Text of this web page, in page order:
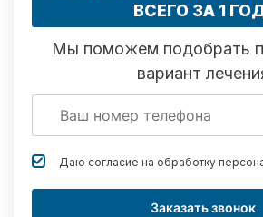
ВСЕГО ЗА 1
Мы поможем подобрать
вариант
Даю согласие на обработку
Заказать звонок